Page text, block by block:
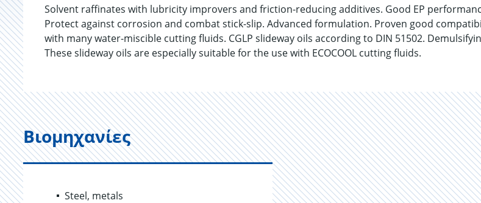
Solvent raffinates with lubricity improvers and friction-reducing additives. Good EP
Protect against corrosion and combat stick-slip. Advanced formulation. Proven good
with many water-miscible cutting fluids. CGLP slideway oils according to DIN 51502.
These slideway oils are especially suitable for the use with ECOCOOL cutting fluids.
Βιομηχανίες
Steel, metals